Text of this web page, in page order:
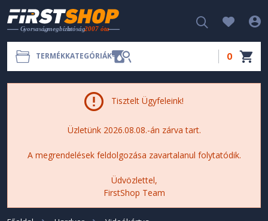
TERMÉKKATEGÓRIÁK 0
Tisztelt Ügyfeleink!
Üzletünk 2026.08.08.-án zárva tart.
A megrendelések feldolgozása zavartalanul folytatódik.
Üdvözlettel,
FirstShop Team